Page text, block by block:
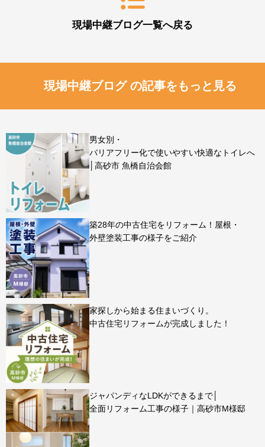
現場中継ブログ一覧へ戻る
現場中継ブログ の記事をもっと見る
男女別・
バリアフリー化で使いやすい快適なトイレへ
│高砂市 魚橋自治会館
築28年の中古住宅をリフォーム！屋根・
外壁塗装工事の様子をご紹介
家探しから始まる住まいづくり。
中古住宅リフォームが完成しました！
ジャパンディなLDKができるまで│
全面リフォーム工事の様子｜高砂市M様邸